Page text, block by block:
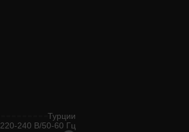
Турции
220-240 В/50-60 Гц